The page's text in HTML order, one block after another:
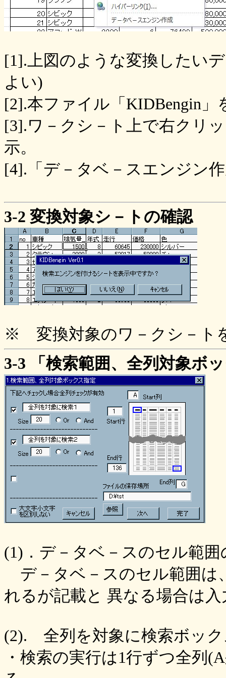
[1].上図のような変換したい
よい)
[2].本ファイル「KIDBengin
[3].ワ－クシ－ト上で右クリ
示。
[4].「デ－タベ－スエンジン
3-2 変換対象シ－トの確認
※ 変換対象のワ－クシ－ト
3-3 「検索範囲、全列対象ボ
(1)．デ－タベ－スのセル範囲
デ－タベ－スのセル範囲は
れるが記載と 異なる場合は
(2). 全列を対象に検索ボック
・検索の実行は1行ずつ全列